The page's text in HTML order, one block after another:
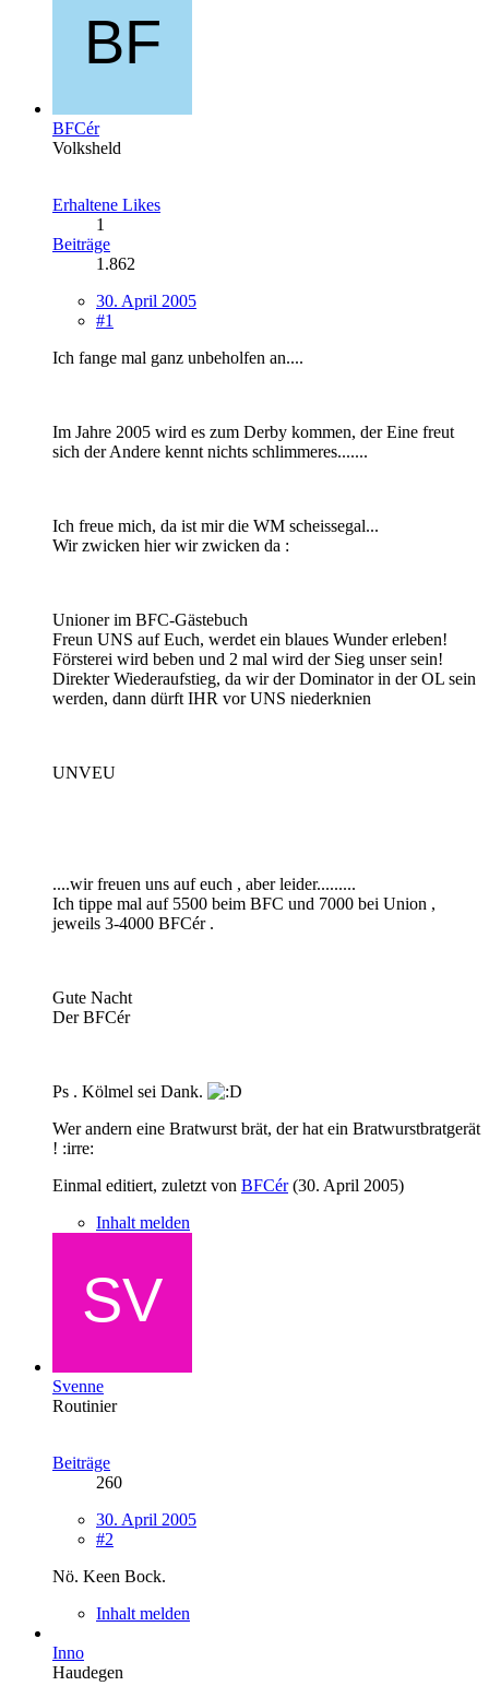
BFCér
Volksheld
Erhaltene Likes
1
Beiträge
1.862
30. April 2005
#1
Ich fange mal ganz unbeholfen an....
Im Jahre 2005 wird es zum Derby kommen, der Eine freut
sich der Andere kennt nichts schlimmeres.......
Ich freue mich, da ist mir die WM scheissegal...
Wir zwicken hier wir zwicken da :
Unioner im BFC-Gästebuch
Freun UNS auf Euch, werdet ein blaues Wunder erleben!
Försterei wird beben und 2 mal wird der Sieg unser sein!
Direkter Wiederaufstieg, da wir der Dominator in der OL sein
werden, dann dürft IHR vor UNS niederknien
UNVEU
....wir freuen uns auf euch , aber leider.........
Ich tippe mal auf 5500 beim BFC und 7000 bei Union ,
jeweils 3-4000 BFCér .
Gute Nacht
Der BFCér
Ps . Kölmel sei Dank.
Wer andern eine Bratwurst brät, der hat ein Bratwurstbratgerät
! :irre:
Einmal editiert, zuletzt von BFCér(30. April 2005)
Inhalt melden
Svenne
Routinier
Beiträge
260
30. April 2005
#2
Nö. Keen Bock.
Inhalt melden
Inno
Haudegen